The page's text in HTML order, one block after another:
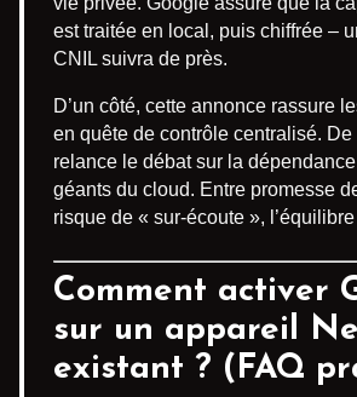
est traitée en local, puis chiffrée –
CNIL suivra de près.
D’un côté, cette annonce rassure
en quête de contrôle centralisé. De
relance le débat sur la
géants du cloud. Entre promesse
risque de « sur-écoute »,
Comment activer
sur un appareil
existant ? (FAQ